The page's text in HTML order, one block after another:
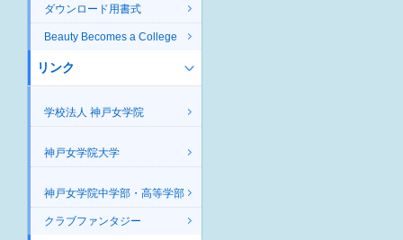
ダウンロード用書式
Beauty Becomes a College
リンク
学校法人 神戸女学院
神戸女学院大学
神戸女学院中学部・高等学部
クラブファンタジー